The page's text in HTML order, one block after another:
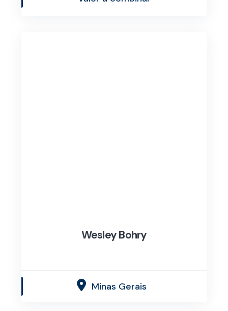
Wesley Bohry
Minas Gerais